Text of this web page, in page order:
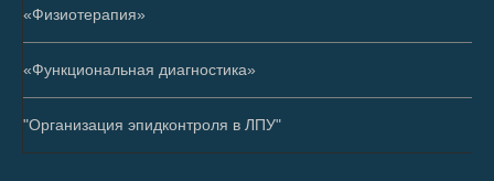
«Физиотерапия»
«Функциональная диагностика»
"Организация эпидконтроля в ЛПУ"